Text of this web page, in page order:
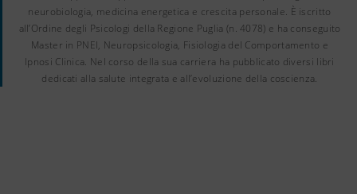
neurobiologia, medicina energetica e crescita personale. È iscritto
all’Ordine degli Psicologi della Regione Puglia (n. 4078) e ha conseguito
Master in PNEI, Neuropsicologia, Fisiologia del Comportamento e
Ipnosi Clinica. Nel corso della sua carriera ha pubblicato diversi libri
dedicati alla salute integrata e all’evoluzione della coscienza.